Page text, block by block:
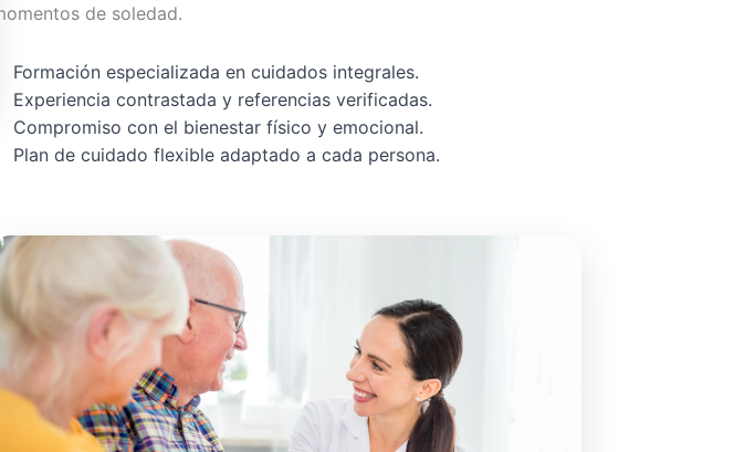
de soledad.
Formación especializada en cuidados integrales.
Experiencia contrastada y referencias verificadas.
Compromiso con el bienestar físico y emocional.
Plan de cuidado flexible adaptado a cada persona.